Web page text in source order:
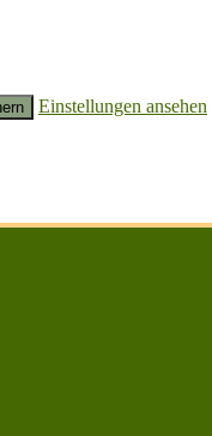
Einstellungen ansehen